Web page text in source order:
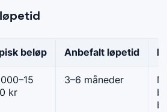
beløp Anbefalt løpetid
kr
3–6 måneder